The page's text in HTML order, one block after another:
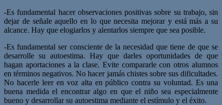
-Es fundamental hacer observaciones positivas sobre su trabajo, sin
dejar de señale aquello en lo que necesita mejorar y está más a su
alcance. Hay que elogiarlos y alentarlos siempre que sea posible.
-Es fundamental ser consciente de la necesidad que tiene de que se
desarrolle su autoestima. Hay que darles oportunidades de que
hagan aportaciones a la clase. Evite compararle con otros alumnos
en términos negativos. No hacer jamás chistes sobre sus dificultades.
No hacerle leer en voz alta en público contra su voluntad. Es una
buena medida el encontrar algo en que el niño sea especialmente
bueno y desarrollar su autoestima mediante el estímulo y el éxito.